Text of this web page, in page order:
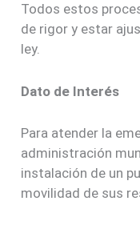
Todos estos
de rigor y estar
ley.
Dato de Interés
Para atender la
administración
instalación de un
movilidad de sus